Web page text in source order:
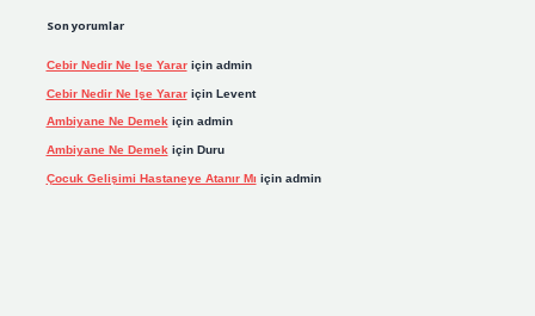
Son yorumlar
Cebir Nedir Ne Işe Yarariçin admin
Cebir Nedir Ne Işe Yarariçin Levent
Ambiyane Ne Demekiçin admin
Ambiyane Ne Demek için Duru
Çocuk Gelişimi Hastaneye Atanır Mı için admin